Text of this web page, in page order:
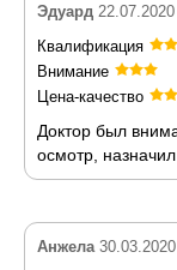
Эдуард 22.07.2020
Квалификация
Внимание
Цена-качество
Доктор был
осмотр,
Анжела 30.03.2020